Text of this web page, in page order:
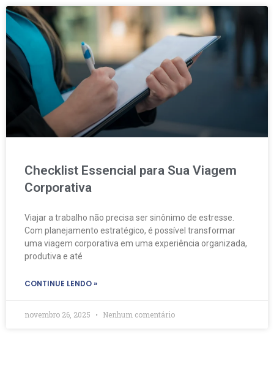
Checklist Essencial para Sua Viagem
Corporativa
Viajar a trabalho não precisa ser sinônimo de estresse.
Com planejamento estratégico, é possível transformar
uma viagem corporativa em uma experiência organizada,
produtiva e até
CONTINUE LENDO »
novembro 26, 2025 Nenhum comentário